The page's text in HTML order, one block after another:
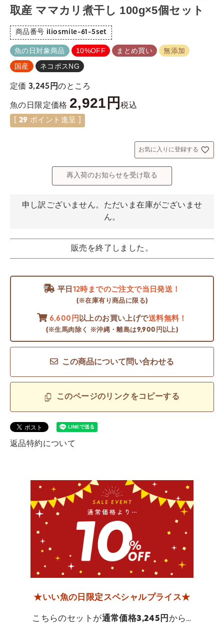
取産 ママカリ煮干し 100g×5個セット
商品番号 iliosmile-61-5set
魚の日対象商品 10%OFF まとめ買い
無添加
国産
ネコポスNG
定価 3,245 のところ
魚の日限定価格 2,921 税込
29 ポイント進呈 ]
お気に入りに登録する
再入荷のお知らせを受け取る
申し訳ございません。ただいま在庫がございませ
ん。
販売を終了しました。
平日 12時までのご注文で当日発送！
(※在庫有り商品に限る)
6,600円以上のお買い上げで送料無料！
(※生馬肉除く ※沖縄・離島は9,900円以上)
この商品について問い合わせる
このページのリンクをコピーする
返品特約について
★いい魚の日限定スペシャルプライス★
こちらのセットが通常価格3,245円 から…